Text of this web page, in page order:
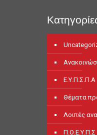
Ε.Υ.Π.Σ.Π.Α
Θέματα
Λοιπές
Π.Ο.Ε.Υ.Π.Σ